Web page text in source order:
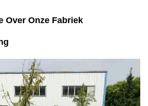
Over Onze Fabriek